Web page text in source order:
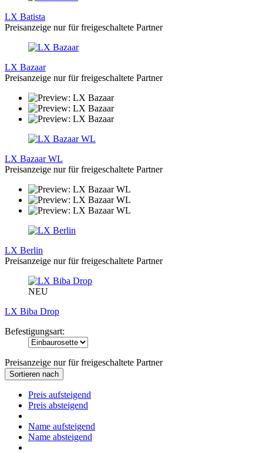
LX Batista
Preisanzeige nur für freigeschaltete Partner
LX Bazaar
Preisanzeige nur für freigeschaltete Partner
LX Bazaar WL
Preisanzeige nur für freigeschaltete Partner
LX Berlin
Preisanzeige nur für freigeschaltete Partner
NEU
LX Biba Drop
Befestigungsart:
Preisanzeige nur für freigeschaltete Partner
Sortieren nach
Preis aufsteigend
Preis absteigend
Name aufsteigend
Name absteigend